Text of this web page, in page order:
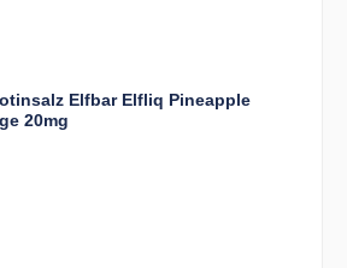
Elfbar Elfliq Pineapple
20mg